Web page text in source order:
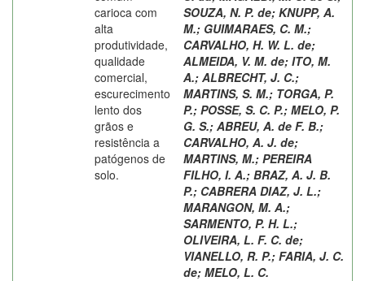
carioca com
alta
produtividade,
qualidade
comercial,
escurecimento
lento dos
grãos e
resistência a
patógenos de
solo.
SOUZA, N. P. de; KNUPP, A.
M.; GUIMARAES, C. M.;
CARVALHO, H. W. L. de;
ALMEIDA, V. M. de; ITO, M.
A.; ALBRECHT, J. C.;
MARTINS, S. M.; TORGA, P.
P.; POSSE, S. C. P.; MELO, P.
G. S.; ABREU, A. de F. B.;
CARVALHO, A. J. de;
MARTINS, M.; PEREIRA
FILHO, I. A.; BRAZ, A. J. B.
P.; CABRERA DIAZ, J. L.;
MARANGON, M. A.;
SARMENTO, P. H. L.;
OLIVEIRA, L. F. C. de;
VIANELLO, R. P.; FARIA, J. C.
de; MELO, L. C.